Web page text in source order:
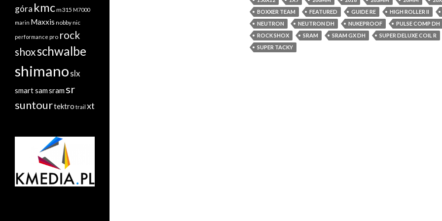
BOXXER TEAM
FEATURED GUIDE RE HIGH ROLLER II
NEUTRON
NEUTRON DH NUKEPROOF
PULSE COMP DH
ROCK SHOX
SRAM SRAM GX DH
SUPER DELUXE COIL R
SUPER TACKY
góra kmcm315 M7000
marin Maxxis nobby nic
performance pro rock
shoxschwalbe
shimanoslx
smart samsramsr
suntourtektro trail xt
radiatory.com.pl